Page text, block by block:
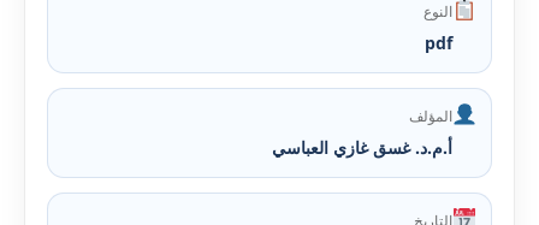
النوع
pdf
المؤلف
أ.م.د. غسق غازي العباسي
التاريخ